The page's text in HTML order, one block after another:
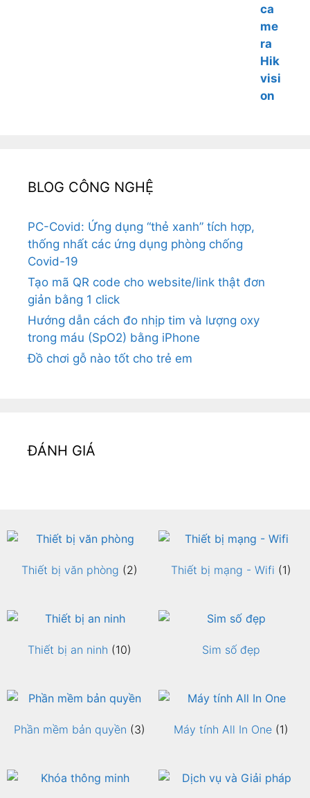
BLOG CÔNG NGHỆ
PC-Covid: Ứng dụng “thẻ xanh” tích hợp,
thống nhất các ứng dụng phòng chống
Covid-19
Tạo mã QR code cho website/link thật đơn
giản bằng 1 click
Hướng dẫn cách đo nhịp tim và lượng oxy
trong máu (SpO2) bằng iPhone
Đồ chơi gỗ nào tốt cho trẻ em
ĐÁNH GIÁ
Thiết bị văn phòng (2) Thiết bị mạng - Wifi (1)
Thiết bị an ninh (10) Sim số đẹp
Phần mềm bản quyền (3) Máy tính All In One (1)